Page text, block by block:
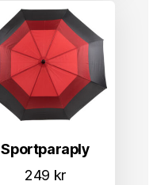
Sportparaply
249 kr